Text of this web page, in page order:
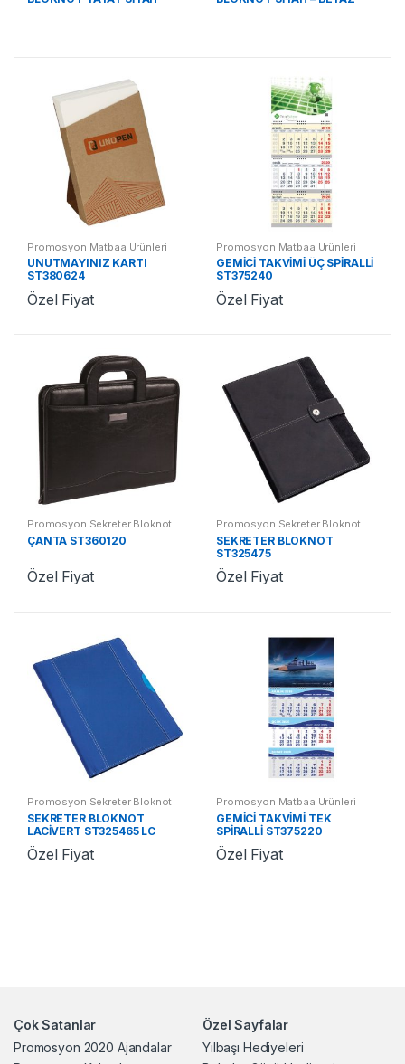
Promosyon Matbaa Ürünleri
UNUTMAYINIZ KARTI
ST380624
Özel Fiyat
Promosyon Matbaa Ürünleri
GEMİCİ TAKVİMİ ÜÇ SPİRALLİ
ST375240
Özel Fiyat
Promosyon Sekreter Bloknot
ÇANTA ST360120
Özel Fiyat
Promosyon Sekreter Bloknot
SEKRETER BLOKNOT
ST325475
Özel Fiyat
Promosyon Sekreter Bloknot
SEKRETER BLOKNOT
LACİVERT ST325465 LC
Özel Fiyat
Promosyon Matbaa Ürünleri
GEMİCİ TAKVİMİ TEK
SPİRALLİ ST375220
Özel Fiyat
Çok Satanlar
Promosyon 2020 Ajandalar
Özel Sayfalar
Yılbaşı Hediyeleri